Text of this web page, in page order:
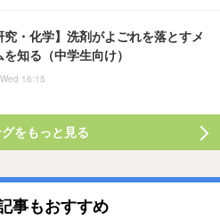
究・化学】洗剤がよごれを落とすメ
知る（中学生向け）
16:15
をもっと見る
事もおすすめ